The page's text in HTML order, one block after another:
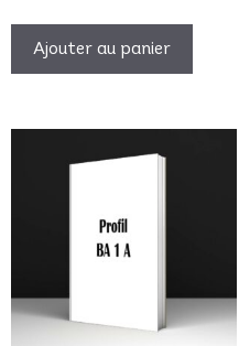
Ajouter au panier